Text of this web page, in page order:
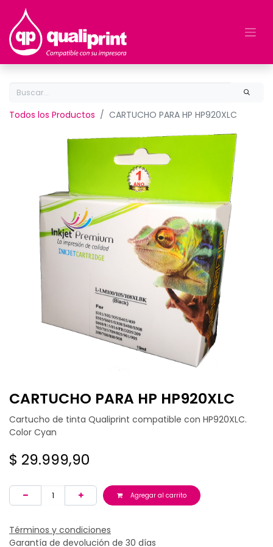
Todos los Productos CARTUCHO PARA HP HP920XLC
CARTUCHO PARA HP HP920XLC
Cartucho de tinta Qualiprint compatible con HP920XLC.
Color Cyan
$ 29.999,90
Agregar al carrito
Términos y condiciones
Garantía de devolución de 30 días